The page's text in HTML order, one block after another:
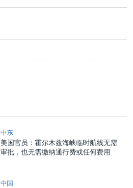
中东
美国官员：霍尔木兹海峡临时航线无需
审批，也无需缴纳通行费或任何费用
中国